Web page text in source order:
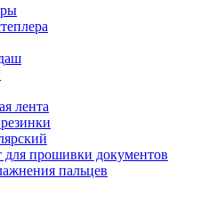
лента
для прошивки документов
пальцев